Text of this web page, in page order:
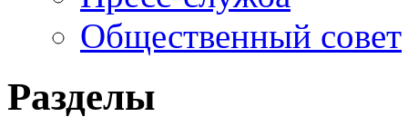
Общественный совет
Разделы